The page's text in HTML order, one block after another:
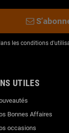
les conditions
UTILES
Bonnes Affaires
occasions